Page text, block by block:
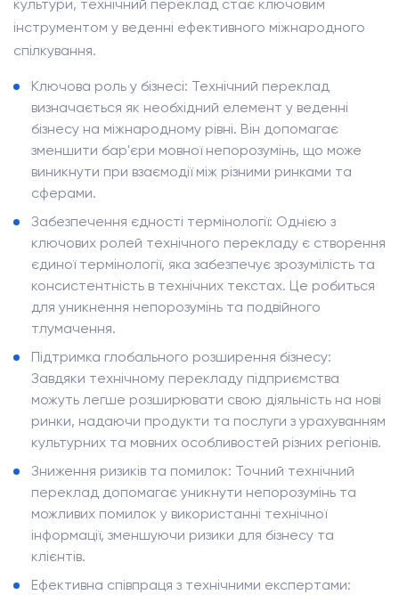
культури, технічний переклад стає ключовим
інструментом у веденні ефективного міжнародного
спілкування.
Ключова роль у бізнесі: Технічний переклад
визначається як необхідний елемент у веденні
бізнесу на міжнародному рівні. Він допомагає
зменшити бар'єри мовної непорозумінь, що може
виникнути при взаємодії між різними ринками та
сферами.
Забезпечення єдності термінології: Однією з
ключових ролей технічного перекладу є створення
єдиної термінології, яка забезпечує зрозумілість та
консистентність в технічних текстах. Це робиться
для уникнення непорозумінь та подвійного
тлумачення.
Підтримка глобального розширення бізнесу:
Завдяки технічному перекладу підприємства
можуть легше розширювати свою діяльність на нові
ринки, надаючи продукти та послуги з урахуванням
культурних та мовних особливостей різних регіонів.
Зниження ризиків та помилок: Точний технічний
переклад допомагає уникнути непорозумінь та
можливих помилок у використанні технічної
інформації, зменшуючи ризики для бізнесу та
клієнтів.
Ефективна співпраця з технічними експертами: